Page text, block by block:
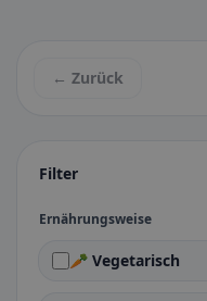
Filter
Ernährungsweise
🥕 Vegetarisch
← Zurück